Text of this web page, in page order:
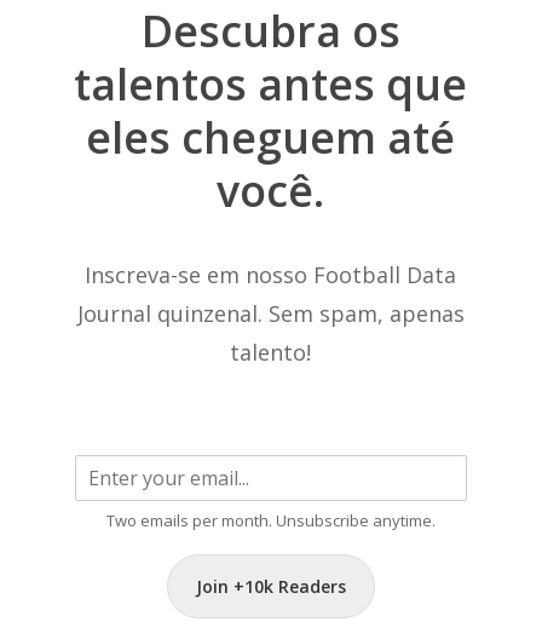
Descubra os
talentos antes que
eles cheguem até
você.
Inscreva-se em nosso Football Data
Journal quinzenal. Sem spam, apenas
talento!
Two emails per month. Unsubscribe anytime.
Join +10k Readers